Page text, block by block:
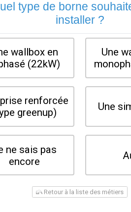
Quel
Une
Une prise
(type